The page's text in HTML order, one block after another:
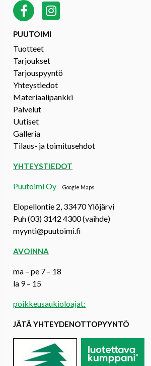
PUUTOIMI
Tuotteet
Tarjoukset
Tarjouspyyntö
Yhteystiedot
Materiaalipankki
Palvelut
Uutiset
Galleria
Tilaus- ja toimitusehdot
YHTEYSTIEDOT
Puutoimi OyGoogle Maps
Elopellontie 2, 33470 Ylöjärvi
Puh (03) 3142 4300 (vaihde)
myynti@puutoimi.fi
AVOINNA
ma – pe 7 – 18
la 9 – 15
poikkeusaukioloajat:
JÄTÄ YHTEYDENOTTOPYYNTÖ